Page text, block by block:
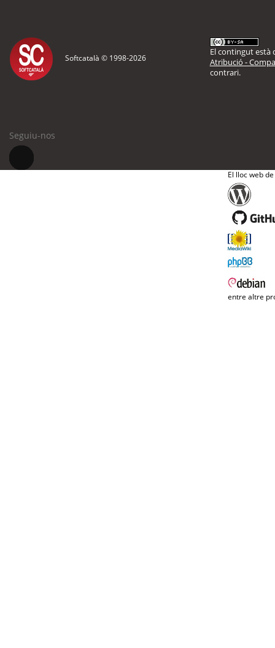
Softcatalà © 1998-2026
El contingut està
Atribució -
contrari.
Seguiu-nos
El lloc web
entre altre